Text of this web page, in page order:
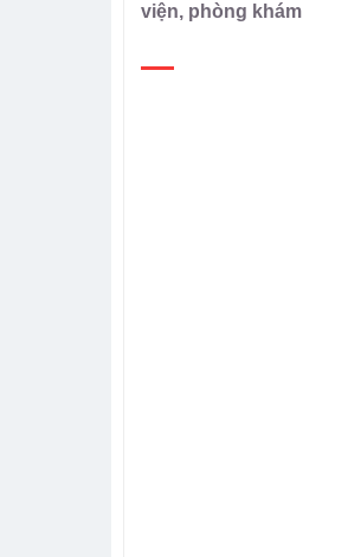
viện, phòng khám